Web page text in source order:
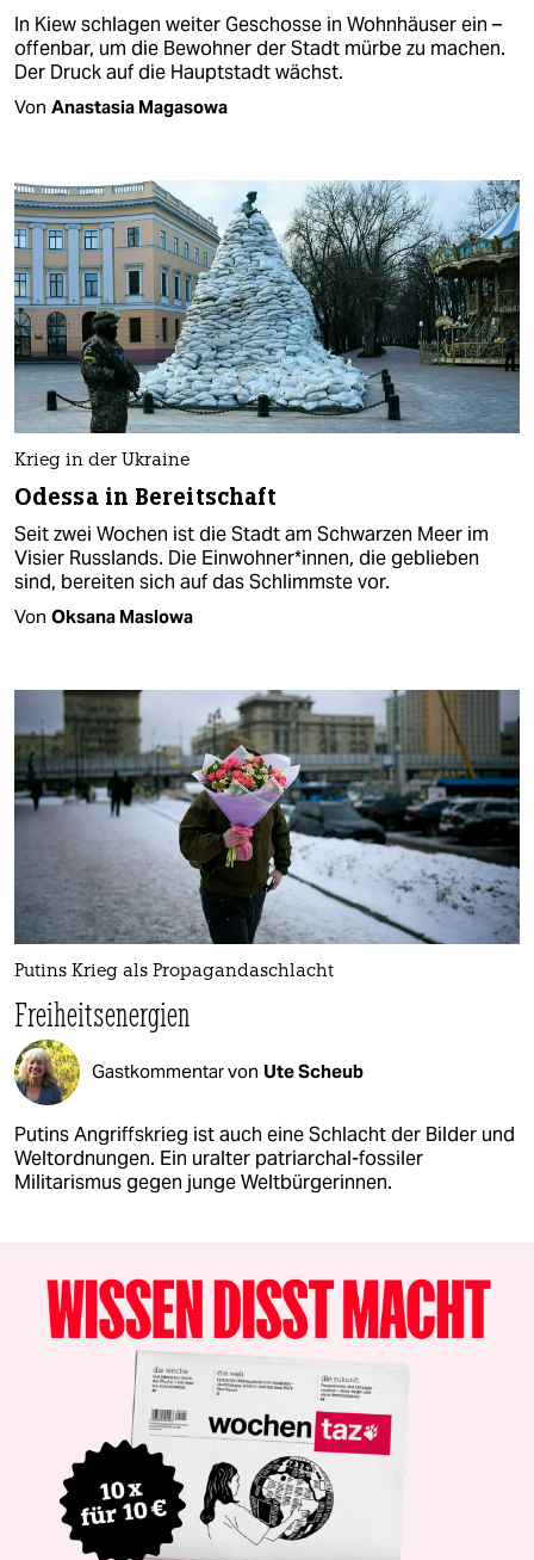
In Kiew schlagen weiter Geschosse in Wohnhäuser ein –
offenbar, um die Bewohner der Stadt mürbe zu machen.
Der Druck auf die Hauptstadt wächst.
Von Anastasia Magasowa
Krieg in der Ukraine
Odessa in Bereitschaft
Seit zwei Wochen ist die Stadt am Schwarzen Meer im
Visier Russlands. Die Einwohner*innen, die geblieben
sind, bereiten sich auf das Schlimmste vor.
Von Oksana Maslowa
Putins Krieg als Propagandaschlacht
Freiheitsenergien
Gastkommentar von Ute Scheub
Putins Angriffskrieg ist auch eine Schlacht der Bilder und
Weltordnungen. Ein uralter patriarchal-fossiler
Militarismus gegen junge Weltbürgerinnen.